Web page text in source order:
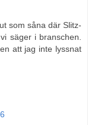
som såna där Slitz-
säger i branschen.
att jag inte lyssnat